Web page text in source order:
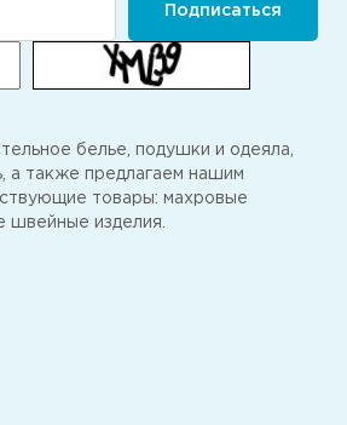
Подписаться
белье, подушки и одеяла,
а также предлагаем нашим
товары: махровые
швейные изделия.